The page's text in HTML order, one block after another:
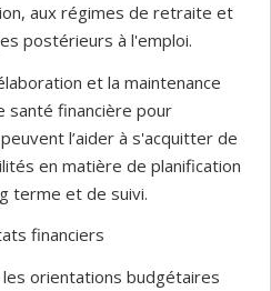
aux régimes de retraite et
postérieurs à l'emploi.
et la maintenance
santé financière pour
l’aider à s'acquitter de
en matière de planification
terme et de suivi.
financiers
orientations budgétaires